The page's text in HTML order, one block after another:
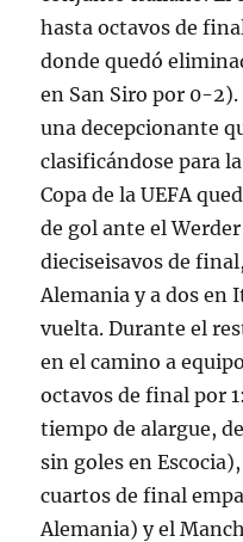
hasta octavos de
donde quedó
en San Siro por 0-
una decepcionante
clasificándose para la
Copa de la UEFA
de gol ante el
dieciseisavos de
Alemania y a dos en
vuelta. Durante el
en el camino a
octavos de final por
tiempo de alargue,
sin goles en
cuartos de final
Alemania) y el